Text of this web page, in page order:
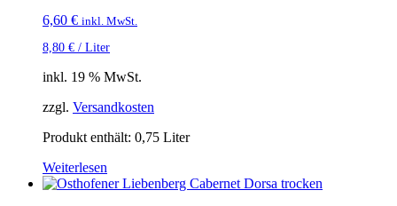
6,60 € inkl. MwSt.
8,80 € / Liter
inkl. 19 % MwSt.
zzgl. Versandkosten
Produkt enthält: 0,75 Liter
Weiterlesen